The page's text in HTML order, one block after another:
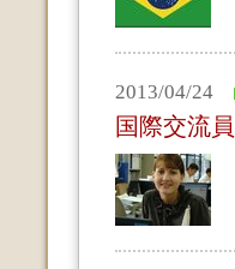
2013/04/24
国際交流